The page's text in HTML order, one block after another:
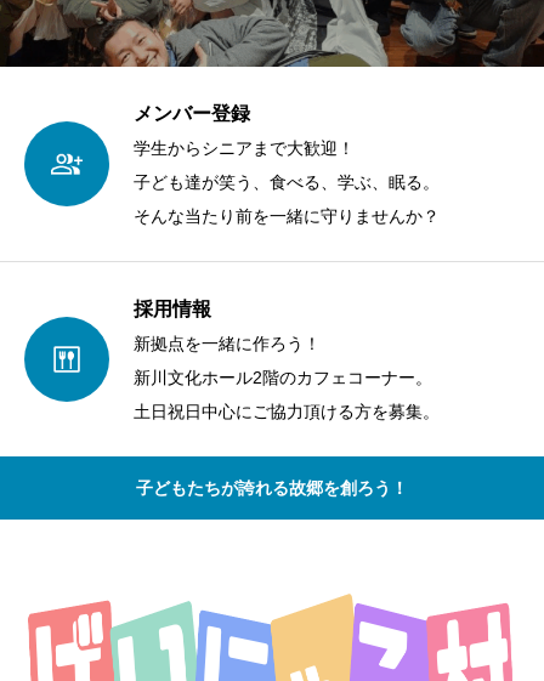
メンバー登録
学生からシニアまで大歓迎！
子ども達が笑う、食べる、学ぶ、眠る。
そんな当たり前を一緒に守りませんか？
採用情報
新拠点を一緒に作ろう！
新川文化ホール2階のカフェコーナー。
土日祝日中心にご協力頂ける方を募集。
子どもたちが誇れる故郷を創ろう！